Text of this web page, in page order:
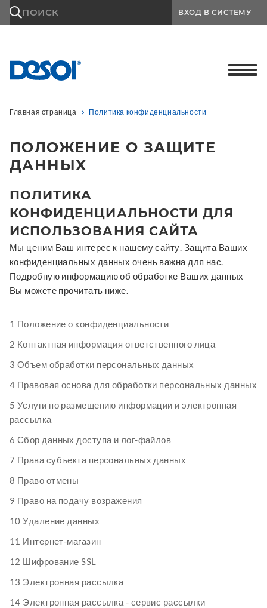
ПОИСК ВХОД В СИСТЕМУ
Главная страница Политика конфиденциальности
ПОЛОЖЕНИЕ О ЗАЩИТЕ
ДАННЫХ
ПОЛИТИКА
КОНФИДЕНЦИАЛЬНОСТИ ДЛЯ
ИСПОЛЬЗОВАНИЯ САЙТА
Мы ценим Ваш интерес к нашему сайту. Защита Ваших
конфиденциальных данных очень важна для нас.
Подробную информацию об обработке Ваших данных
Вы можете прочитать ниже.
1 Положение о конфиденциальности
2 Контактная информация ответственного лица
3 Объем обработки персональных данных
4 Правовая основа для обработки персональных данных
5 Услуги по размещению информации и электронная
рассылка
6 Сбор данных доступа и лог-файлов
7 Права субъекта персональных данных
8 Право отмены
9 Право на подачу возражения
10 Удаление данных
11 Интернет-магазин
12 Шифрование SSL
13 Электронная рассылка
14 Электронная рассылка - сервис рассылки